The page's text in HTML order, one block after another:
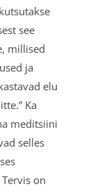
see
millised
ja
elu
Ka
meditsiini
selles
on